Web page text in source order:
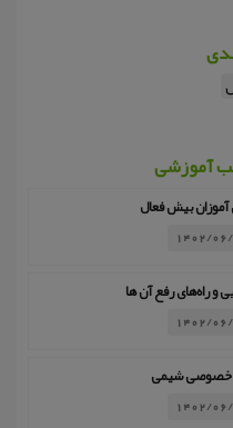
آموزشی
بیش فعال
1402/
و راه‌های رفع آن ها
1402/
خصوصی شیمی
1402/